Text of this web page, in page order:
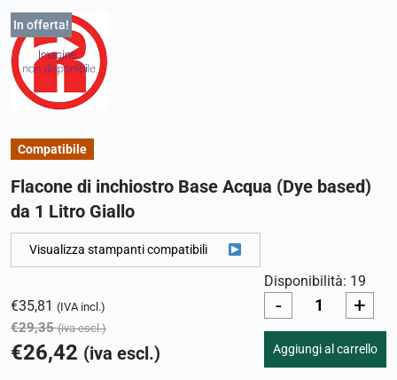
In offerta!
Compatibile
Flacone di inchiostro Base Acqua (Dye based)
da 1 Litro Giallo
Visualizza stampanti compatibili
€35,81 (IVA incl.)
€29,35 (iva escl.)
€26,42 (iva escl.)
Disponibilità: 19
- +
Aggiungi al carrello